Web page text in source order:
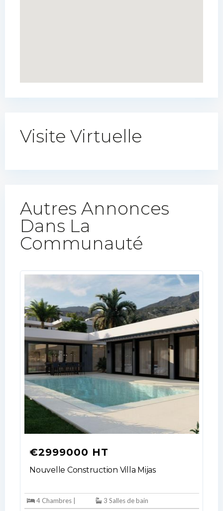
Visite Virtuelle
Autres Annonces
Dans La
Communauté​
€2999000 HT
Nouvelle Construction Villa Mijas
4 Chambres |
3 Salles de bain